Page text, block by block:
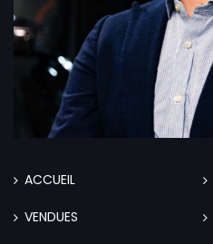
ACCUEIL
VENDUES